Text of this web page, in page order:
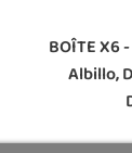
BOÎTE X6
Albillo,